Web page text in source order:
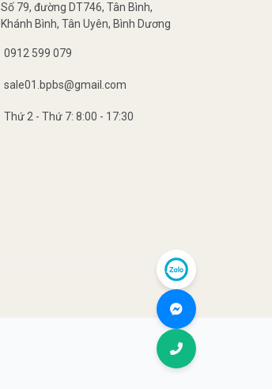
Số 79, đường DT746, Tân Bình,
Khánh Bình, Tân Uyên, Bình Dương
0912 599 079
sale01.bpbs@gmail.com
Thứ 2 - Thứ 7: 8:00 - 17:30